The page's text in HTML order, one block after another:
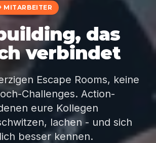
MITARBEITER
das
verbindet
Escape Rooms, keine
Challenges. Action-
eure Kollegen
lachen - und sich
besser kennen.